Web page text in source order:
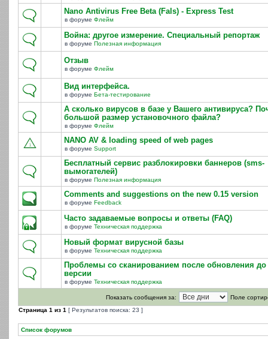
Nano Antivirus Free Beta (Fals) - Express Test
в форуме Флейм
Война: другое измерение. Специальный репортаж
в форуме Полезная информация
Отзыв
в форуме Флейм
Вид интерфейса.
в форуме Бета-тестирование
А сколько вирусов в базе у Вашего антивируса?
большой размер установочного файла?
в форуме Флейм
NANO AV & loading speed of web pages
в форуме Support
Бесплатный сервис разблокировки баннеров (sms-
вымогателей)
в форуме Полезная информация
Comments and suggestions on the new 0.15 version
в форуме Feedback
Часто задаваемые вопросы и ответы (FAQ)
в форуме Техническая поддержка
Новый формат вирусной базы
в форуме Техническая поддержка
Проблемы со сканированием после обновления до
версии
в форуме Техническая поддержка
Показать сообщения за:
Поле
Страница 1 из 1 [ Результатов поиска: 23 ]
Список форумов